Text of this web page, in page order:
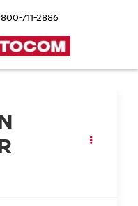
800-711-2886